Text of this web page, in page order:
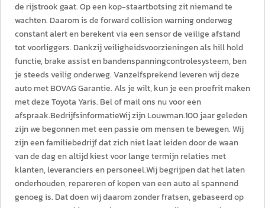
de rijstrook gaat. Op een kop-staartbotsing zit niemand te
wachten. Daarom is de forward collision warning onderweg
constant alert en berekent via een sensor de veilige afstand
tot voorliggers. Dankzij veiligheidsvoorzieningen als hill hold
functie, brake assist en bandenspanningcontrolesysteem, ben
je steeds veilig onderweg. Vanzelfsprekend leveren wij deze
auto met BOVAG Garantie. Als je wilt, kun je een proefrit maken
met deze Toyota Yaris. Bel of mail ons nu voor een
afspraak.BedrijfsinformatieWij zijn Louwman.100 jaar geleden
zijn we begonnen met een passie om mensen te bewegen. Wij
zijn een familiebedrijf dat zich niet laat leiden door de waan
van de dag en altijd kiest voor lange termijn relaties met
klanten, leveranciers en personeel.Wij begrijpen dat het laten
onderhouden, repareren of kopen van een auto al spannend
genoeg is. Dat doen wij daarom zonder fratsen, gebaseerd op